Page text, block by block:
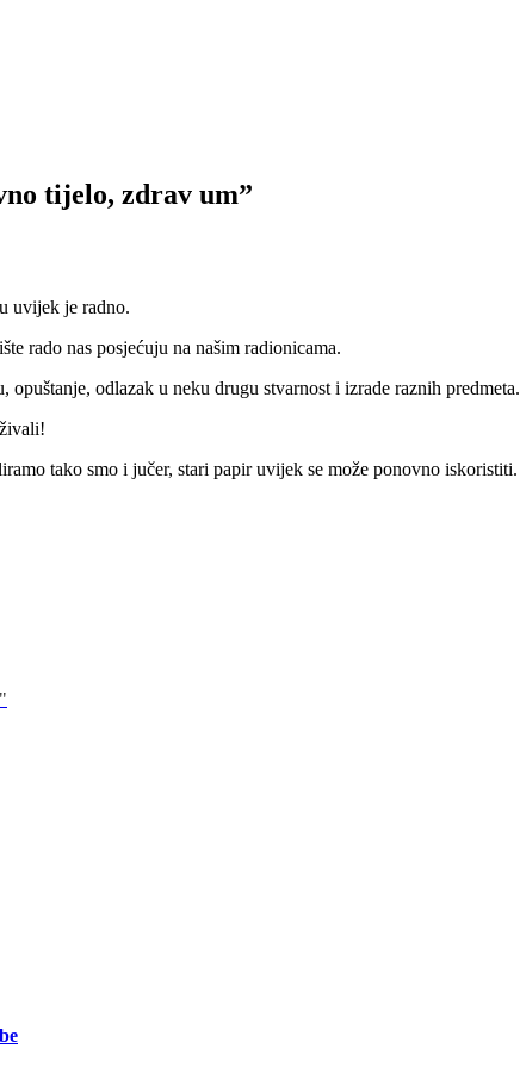
tijelo, zdrav um”
uvijek je radno.
rado nas posjećuju na našim radionicama.
opuštanje, odlazak u neku drugu stvarnost i izrade raznih predmeta.
tako smo i jučer, stari papir uvijek se može ponovno iskoristiti.